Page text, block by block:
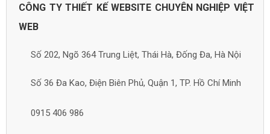
CÔNG TY THIẾT KẾ WEBSITE CHUYÊN NGHIỆP VIỆT
WEB
Số 202, Ngõ 364 Trung Liệt, Thái Hà, Đống Đa, Hà Nội
Số 36 Đa Kao, Điện Biên Phủ, Quận 1, TP. Hồ Chí Minh
0915 406 986